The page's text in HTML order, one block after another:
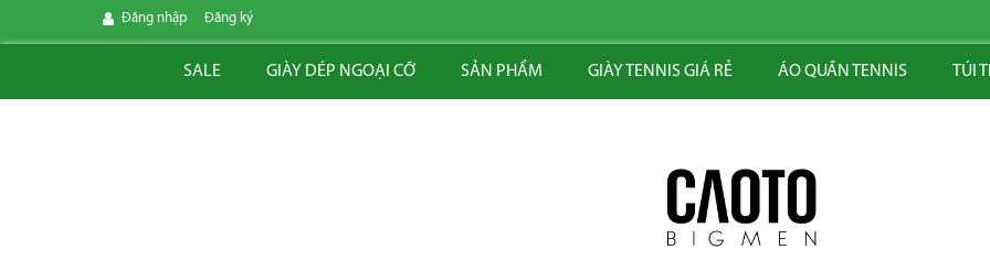
Đăng nhập Đăng ký
SALE GIÀY DÉP NGOẠI CỠ SẢN PHẨM GIÀY TENNIS GIÁ RẺ ÁO QUẦN TENNIS TÚI